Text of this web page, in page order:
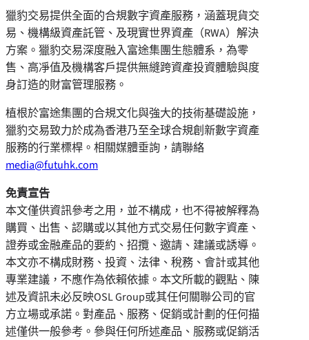
獵豹交易提供全面的合規數字資產服務，涵蓋現貨交
易、機構級資產託管、及現實世界資產（RWA）解決
方案。獵豹交易深度融入富途集團生態體系，為零
售、高凈值及機構客戶提供無縫跨資產投資體驗與度
身訂造的財富管理服務。
植根於富途集團的合規文化與強大的技術基礎設施，
獵豹交易致力於成為香港乃至全球合規創新數字資產
服務的行業標桿。相關媒體垂詢，請聯絡
media@futuhk.com
免責宣告
本文僅供資訊參考之用，並不構成，也不得被解釋為
購買、出售、認購或以其他方式交易任何數字資產、
證券或金融產品的要約、招攬、邀請、建議或誘導。
本文亦不構成財務、投資、法律、稅務、會計或其他
專業建議，不應作為依賴依據。本文所載的觀點、陳
述及資訊未必反映OSL Group或其任何關聯公司的官
方立場或承諾。對產品、服務、促銷或計劃的任何描
述僅供一般參考。參與任何所述產品、服務或促銷活